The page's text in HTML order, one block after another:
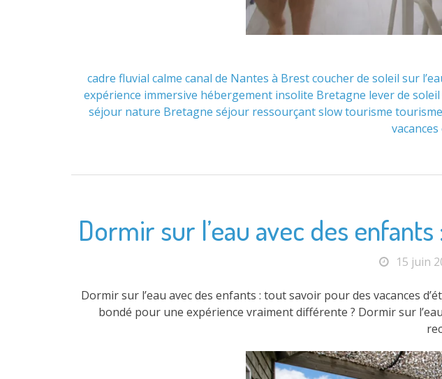
cadre fluvial calme canal de Nantes à Brestcoucher de soleil sur
expérience immersive hébergement insolite Bretagne lever de
séjour nature Bretagne séjour ressourçant slow tourisme
Dormir sur l’eau avec des
15 juin
Dormir sur l’eau avec des enfants : tout savoir pour des vacances
bondé pour une expérience vraiment différente ? Dormir sur